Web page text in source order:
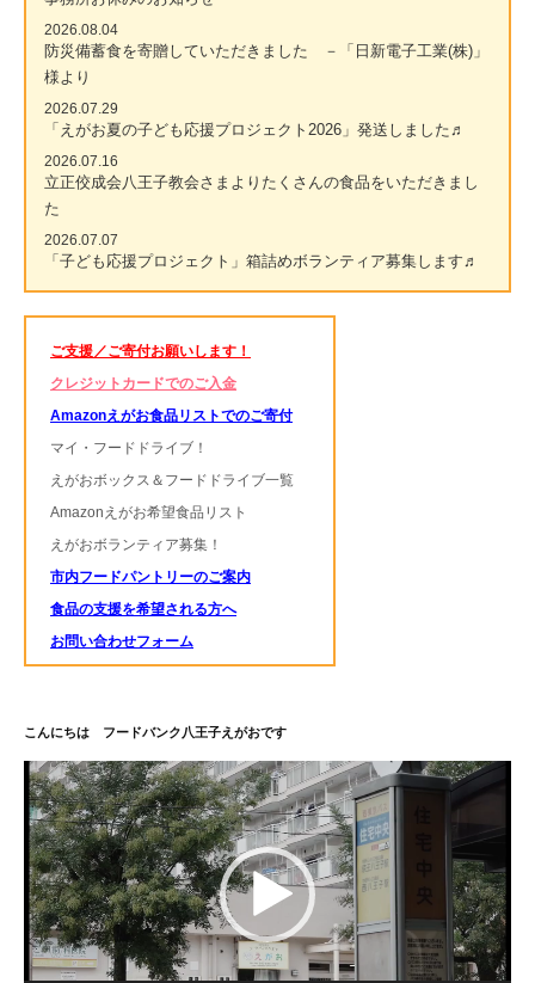
2026.08.04
防災備蓄食を寄贈していただきました －「日新電子工業(株)」
様より
2026.07.29
「えがお夏の子ども応援プロジェクト2026」発送しました♬
2026.07.16
立正佼成会八王子教会さまよりたくさんの食品をいただきまし
た
2026.07.07
「子ども応援プロジェクト」箱詰めボランティア募集します♬
ご支援／ご寄付お願いします！
クレジットカードでのご入金
Amazonえがお食品リストでのご寄付
マイ・フードドライブ！
えがおボックス＆フードドライブ一覧
Amazonえがお希望食品リスト
えがおボランティア募集！
市内フードパントリーのご案内
食品の支援を希望される方へ
お問い合わせフォーム
こんにちは フードバンク八王子えがおです
動
画
プ
レ
ー
ヤ
ー